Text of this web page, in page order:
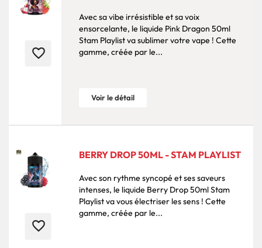
favorite_border
Avec sa vibe irrésistible et sa voix
ensorcelante, le liquide Pink Dragon 50ml
Stam Playlist va sublimer votre vape ! Cette
gamme, créée par le...
Voir le détail
favorite_border
BERRY DROP 50ML - STAM PLAYLIST
Avec son rythme syncopé et ses saveurs
intenses, le liquide Berry Drop 50ml Stam
Playlist va vous électriser les sens ! Cette
gamme, créée par le...